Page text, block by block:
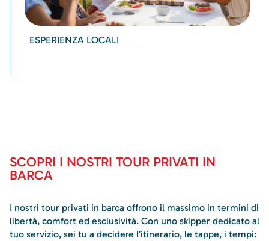
ESPERIENZA LOCALI
SCOPRI I NOSTRI TOUR PRIVATI IN
BARCA
I nostri tour privati in barca offrono il massimo in termini di
libertà, comfort ed esclusività. Con uno skipper dedicato al
tuo servizio, sei tu a decidere l’itinerario, le tappe, i tempi: